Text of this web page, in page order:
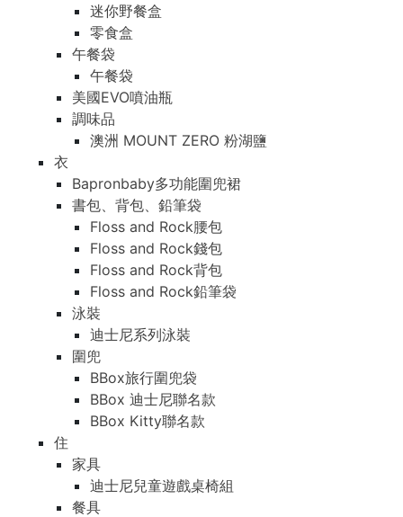
迷你野餐盒
零食盒
午餐袋
午餐袋
美國EVO噴油瓶
調味品
澳洲 MOUNT ZERO 粉湖鹽
衣
Bapronbaby多功能圍兜裙
書包、背包、鉛筆袋
Floss and Rock腰包
Floss and Rock錢包
Floss and Rock背包
Floss and Rock鉛筆袋
泳裝
迪士尼系列泳裝
圍兜
BBox旅行圍兜袋
BBox 迪士尼聯名款
BBox Kitty聯名款
住
家具
迪士尼兒童遊戲桌椅組
餐具